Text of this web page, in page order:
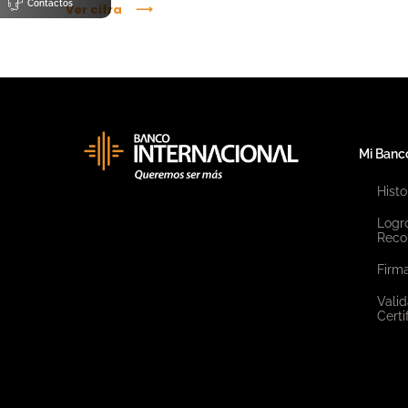
ContactosVer cifra
Mi